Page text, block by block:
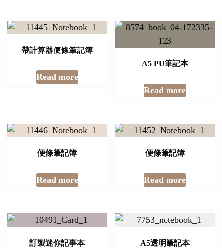
帶計算器便條筆記簿
Read more
A5 PU筆記本
Read more
便條筆記簿
Read more
便條筆記簿
Read more
訂製迷你記事本 A5透明筆記本